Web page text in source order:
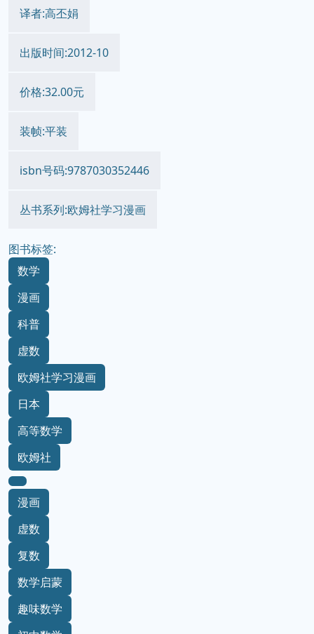
译者:高丕娟
出版时间:2012-10
价格:32.00元
装帧:平装
isbn号码:9787030352446
丛书系列:欧姆社学习漫画
图书标签:
数学
漫画
科普
虚数
欧姆社学习漫画
日本
高等数学
欧姆社
漫画
虚数
复数
数学启蒙
趣味数学